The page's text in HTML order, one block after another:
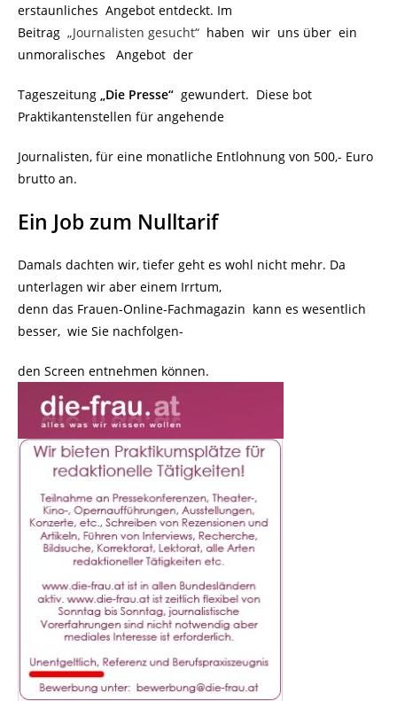
erstaunliches Angebot entdeckt. Im
Beitrag „Journalisten gesucht“ haben wir uns über ein
unmoralisches Angebot der
Tageszeitung „Die Presse“ gewundert. Diese bot
Praktikantenstellen für angehende
Journalisten, für eine monatliche Entlohnung von 500,- Euro
brutto an.
Ein Job zum Nulltarif
Damals dachten wir, tiefer geht es wohl nicht mehr. Da
unterlagen wir aber einem Irrtum,
denn das Frauen-Online-Fachmagazin kann es wesentlich
besser, wie Sie nachfolgen-
den Screen entnehmen können.